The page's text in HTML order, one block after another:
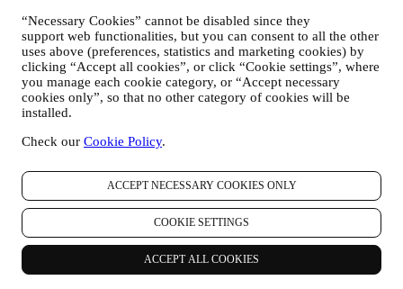
“Necessary Cookies” cannot be disabled since they
support web functionalities, but you can consent to all the other
uses above (preferences, statistics and marketing cookies) by
clicking “Accept all cookies”, or click “Cookie settings”, where
you manage each cookie category, or “Accept necessary
cookies only”, so that no other category of cookies will be
installed.
Check our Cookie Policy.
ACCEPT NECESSARY COOKIES ONLY
COOKIE SETTINGS
ACCEPT ALL COOKIES
parvenir des communications de marketing personnalisées et
des nouvelles concernant les initiatives lancées par Le Creuset
et promues par les filiales de son groupe, ou par ses affiliés et
partenaires locaux, ceci en fonction de vos préférences. Nous
vous contacterons par e-mail, par SMS ou par les réseaux
sociaux, mais aussi en utilisant des moyens automatisés. De
telles communications seront liées aux produits Le Creuset,
aux ouvertures de nouveaux magasins, aux événements
exclusifs, concours, enquêtes et démonstrations organisés par
intéresser. Ces communications pourront être sélectionnées ou
rédigées spécialement à votre intention, sur base de données
vous concernant, telles que votre situation géographique,
concerne nos produits. Nous utiliserons ces données pour
mieux cerner vos centres d’intérêt. Ceci nous permettra de